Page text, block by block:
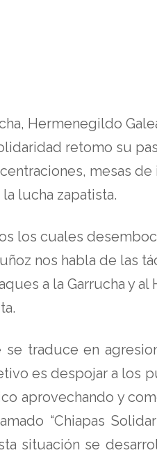
Hermenegildo
retomo su
mesas de
lucha zapatista.
los cuales
nos habla de las
a la Garrucha y
traduce en
es despojar a los
aprovechando y
“Chiapas
situación se